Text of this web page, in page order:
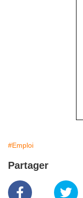
#Emploi
Partager